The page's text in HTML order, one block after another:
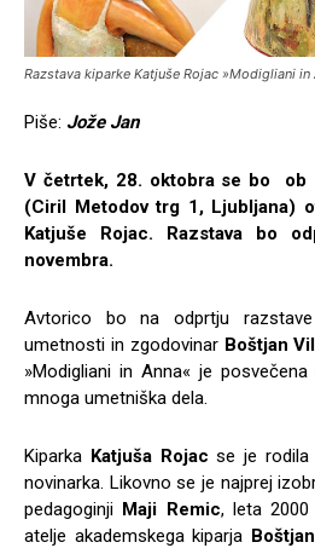
Razstava kiparke Katjuše Rojac »Modigliani
Piše: Jože Jan
V četrtek, 28. oktobra se bo ob
(Ciril Metodov trg 1, Ljubljana)
Katjuše Rojac. Razstava bo
novembra.
Avtorico bo na odprtju
umetnosti in zgodovinar Boštjan
»Modigliani in Anna« je
mnoga umetniška dela.
Kiparka Katjuša Rojac se je rodila
novinarka. Likovno se je najprej
pedagoginji Maji Remic, leta
atelje akademskega kiparja